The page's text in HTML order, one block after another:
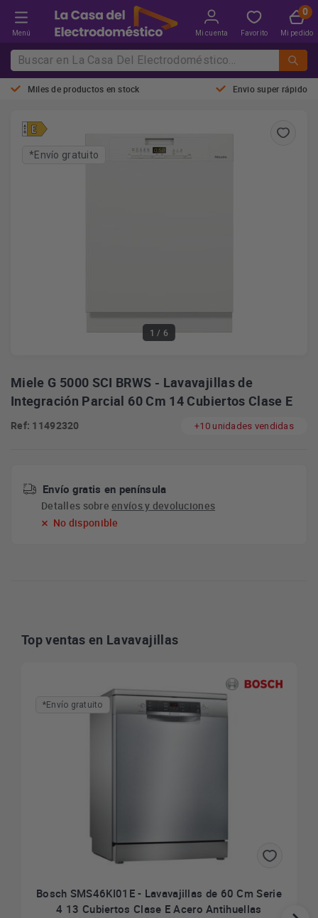
Menú Mi cuenta Favorito Mi pedido
Miles de productos en stock Envio super rápido
1 / 6
*Envío gratuito
Miele G 5000 SCI BRWS - Lavavajillas de
Integración Parcial 60 Cm 14 Cubiertos Clase E
Ref: 11492320 +10 unidades vendidas
Envío gratis en península
Detalles sobreenvíos y devoluciones
No disponible
Top ventas en Lavavajillas
*Envío gratuito
Bosch SMS46KI01E - Lavavajillas de 60 Cm Serie
4 13 Cubiertos Clase E Acero Antihuellas